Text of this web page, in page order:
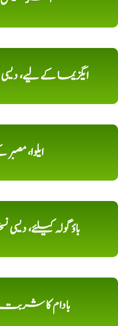
ایگزیما کے
ایلوا،
باؤ گولہ
بادام کا